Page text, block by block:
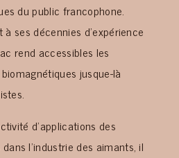
du public francophone.
ses décennies d’expérience
rend accessibles les
jusque-là
d’applications des
l’industrie des aimants, il